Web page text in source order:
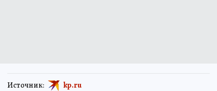
Источник: kp.ru